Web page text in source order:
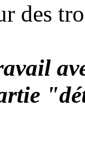
des